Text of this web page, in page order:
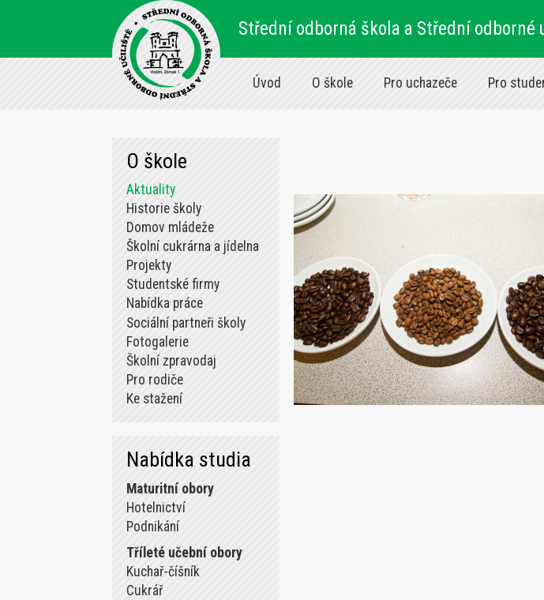
Střední odborná škola a Střední odborné
Úvod O škole Pro uchazeče Pro
O škole
Aktuality
Historie školy
Domov mládeže
Školní cukrárna a jídelna
Projekty
Studentské firmy
Nabídka práce
Sociální partneři školy
Fotogalerie
Školní zpravodaj
Pro rodiče
Ke stažení
Nabídka studia
Maturitní obory
Hotelnictví
Podnikání
Tříleté učební obory
Kuchař-číšník
Cukrář